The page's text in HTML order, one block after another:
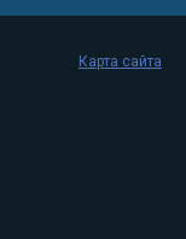
Карта сайта